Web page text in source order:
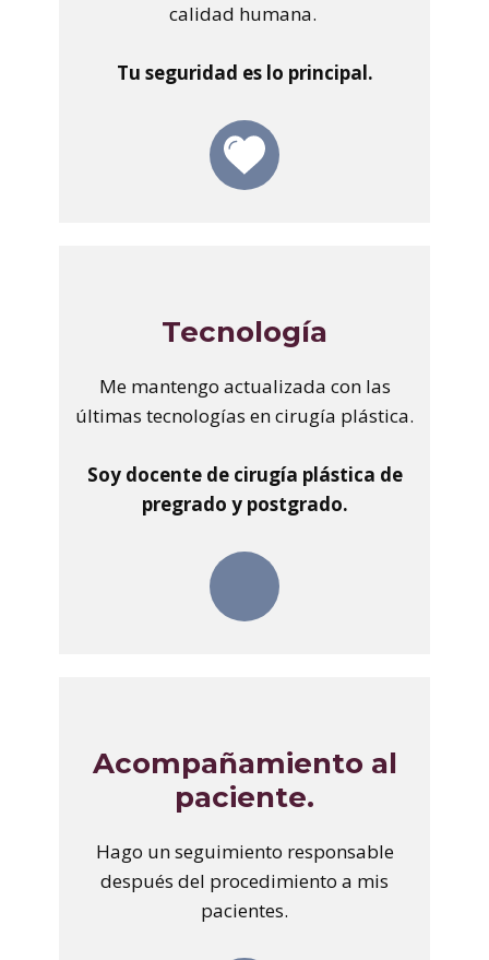
calidad humana.
Tu seguridad es lo principal.
Tecnología
Me mantengo actualizada con las
últimas tecnologías en cirugía plástica.
Soy docente de cirugía plástica de
pregrado y postgrado.
Acompañamiento al
paciente.
Hago un seguimiento responsable
después del procedimiento a mis
pacientes.